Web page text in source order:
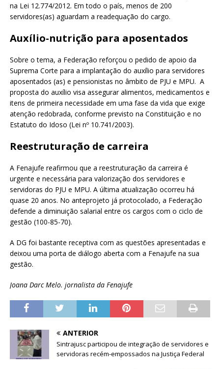
na Lei 12.774/2012. Em todo o país, menos de 200
servidores(as) aguardam a readequação do cargo.
Auxílio-nutrição para aposentados
Sobre o tema, a Federação reforçou o pedido de apoio da
Suprema Corte para a implantação do auxílio para servidores
aposentados (as) e pensionistas no âmbito de PJU e MPU. A
proposta do auxílio visa assegurar alimentos, medicamentos e
itens de primeira necessidade em uma fase da vida que exige
atenção redobrada, conforme previsto na Constituição e no
Estatuto do Idoso (Lei nº 10.741/2003).
Reestruturação de carreira
A Fenajufe reafirmou que a reestruturação da carreira é
urgente e necessária para valorização dos servidores e
servidoras do PJU e MPU. A última atualização ocorreu há
quase 20 anos. No anteprojeto já protocolado, a Federação
defende a diminuição salarial entre os cargos com o ciclo de
gestão (100-85-70).
A DG foi bastante receptiva com as questões apresentadas e
deixou uma porta de diálogo aberta com a Fenajufe na sua
gestão.
Joana Darc Melo. jornalista da Fenajufe
ANTERIOR
Sintrajusc participou de integração de servidores e
servidoras recém-empossados na Justiça Federal